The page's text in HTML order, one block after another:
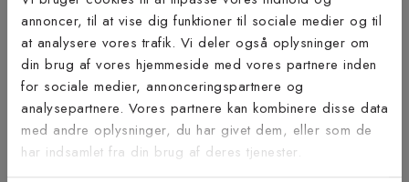
annoncer, til at vise dig funktioner til sociale medier og til
at analysere vores trafik. Vi deler også oplysninger om
din brug af vores hjemmeside med vores partnere inden
for sociale medier, annonceringspartnere og
analysepartnere. Vores partnere kan kombinere disse data
med andre oplysninger, du har givet dem, eller som de
har indsamlet fra din brug af deres tjenester.
Bæredygtighed
Inspiration fra @kilandsofficial
Tilmeld dig vores
nyhedsbrev
Vær blandt de første til at modtage vores tilbud,
tips og nyheder.